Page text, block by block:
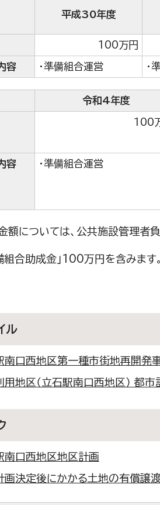
平成30年度
100万円
容 ・準備組合運営 ・
令和4年度
100
容 ・準備組合運営
については、公共施設管理者負
合助成金」100万円を含みます。
ル
南口西地区第一種市街地再開発
用地区（立石駅南口西地区） 都
南口西地区地区計画
画決定後にかかる土地の有償譲